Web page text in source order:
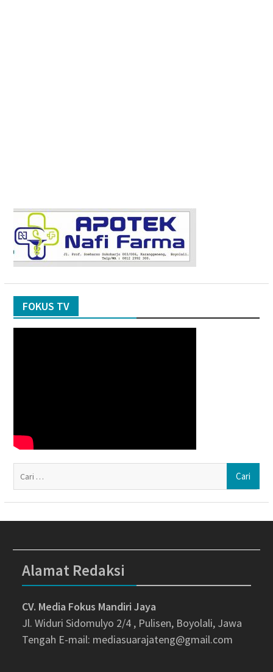
FOKUS TV
Alamat Redaksi
CV. Media Fokus Mandiri Jaya
Jl. Widuri Sidomulyo 2/4 , Pulisen, Boyolali, Jawa
Tengah E-mail: mediasuarajateng@gmail.com